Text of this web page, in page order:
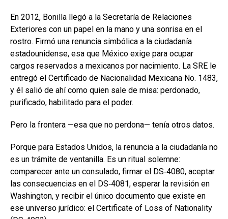
En 2012, Bonilla llegó a la Secretaría de Relaciones
Exteriores con un papel en la mano y una sonrisa en el
rostro. Firmó una renuncia simbólica a la ciudadanía
estadounidense, esa que México exige para ocupar
cargos reservados a mexicanos por nacimiento. La SRE le
entregó el Certificado de Nacionalidad Mexicana No. 1483,
y él salió de ahí como quien sale de misa: perdonado,
purificado, habilitado para el poder.
Pero la frontera —esa que no perdona— tenía otros datos.
Porque para Estados Unidos, la renuncia a la ciudadanía no
es un trámite de ventanilla. Es un ritual solemne:
comparecer ante un consulado, firmar el DS‑4080, aceptar
las consecuencias en el DS‑4081, esperar la revisión en
Washington, y recibir el único documento que existe en
ese universo jurídico: el Certificate of Loss of Nationality